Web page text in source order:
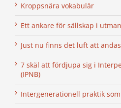
Kroppsnära vokabulär
Ett ankare för sällskap i
Just nu finns det luft att andas
7 skäl att fördjupa sig i
(IPNB)
Intergenerationell praktik